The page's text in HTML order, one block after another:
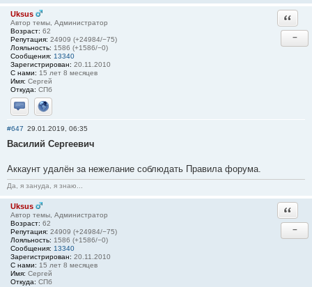
Uksus
Автор темы, Администратор
Возраст: 62
Репутация: 24909 (+24984/−75)
Лояльность: 1586 (+1586/−0)
Сообщения: 13340
Зарегистрирован: 20.11.2010
С нами: 15 лет 8 месяцев
Имя: Сергей
Откуда: СПб
Отправить личное сообщение
Сайт
−
#647 29.01.2019, 06:35
Василий Сергеевич
Аккаунт удалён за нежелание соблюдать Правила форума.
Да, я зануда, я знаю...
Uksus
Автор темы, Администратор
Возраст: 62
Репутация: 24909 (+24984/−75)
Лояльность: 1586 (+1586/−0)
Сообщения: 13340
Зарегистрирован: 20.11.2010
С нами: 15 лет 8 месяцев
Имя: Сергей
Откуда: СПб
−